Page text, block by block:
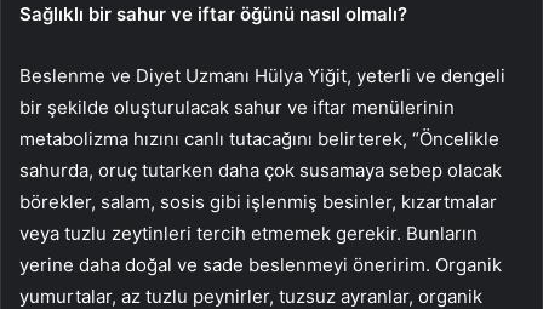
Sağlıklı bir sahur ve iftar öğünü nasıl olmalı?
Beslenme ve Diyet Uzmanı Hülya Yiğit, yeterli ve dengeli
bir şekilde oluşturulacak sahur ve iftar menülerinin
metabolizma hızını canlı tutacağını belirterek, “Öncelikle
sahurda, oruç tutarken daha çok susamaya sebep olacak
börekler, salam, sosis gibi işlenmiş besinler, kızartmalar
veya tuzlu zeytinleri tercih etmemek gerekir. Bunların
yerine daha doğal ve sade beslenmeyi öneririm. Organik
yumurtalar, az tuzlu peynirler, tuzsuz ayranlar, organik